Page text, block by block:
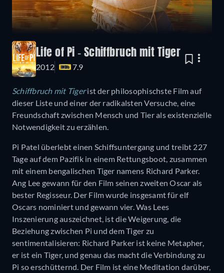
Life of Pi - Schiffbruch mit Tiger
2012 7.9
Schiffbruch mit Tigerist der philosophischste Film auf
dieser Liste und einer der radikalsten Versuche, eine
Freundschaft zwischen Mensch und Tier als existenzielle
Notwendigkeit zu erzählen.
Pi Patel überlebt einen Schiffsuntergang und treibt 227
Tage auf dem Pazifik in einem Rettungsboot, zusammen
mit einem bengalischen Tiger namens Richard Parker.
Ang Lee gewann für den Film seinen zweiten Oscar als
bester Regisseur. Der Film wurde insgesamt für elf
Oscars nominiert und gewann vier. Was Lees
Inszenierung auszeichnet, ist die Weigerung, die
Beziehung zwischen Pi und dem Tiger zu
sentimentalisieren: Richard Parker ist keine Metapher,
er ist ein Tiger, und genau das macht die Verbindung zu
Pi so erschütternd. Der Film ist eine Meditation darüber,